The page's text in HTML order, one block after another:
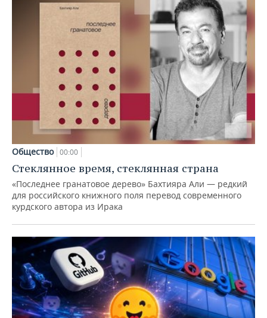
Общество 00:00
Стеклянное время, стеклянная страна
«Последнее гранатовое дерево» Бахтияра Али — редкий
для российского книжного поля перевод современного
курдского автора из Ирака